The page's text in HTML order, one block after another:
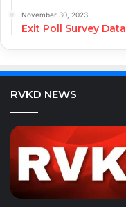
November 30, 2023
Exit Poll Survey Data
RVKD NEWS